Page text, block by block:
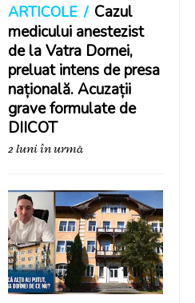
ARTICOLE
Cazul
medicului anestezist
de la Vatra Dornei,
preluat intens de presa
națională. Acuzații
grave formulate de
DIICOT
2 luni în urmă